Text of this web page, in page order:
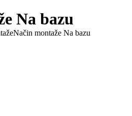
Na bazu
Način montaže Na bazu